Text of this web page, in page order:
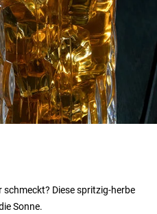
schmeckt? Diese spritzig-herbe
Sonne.